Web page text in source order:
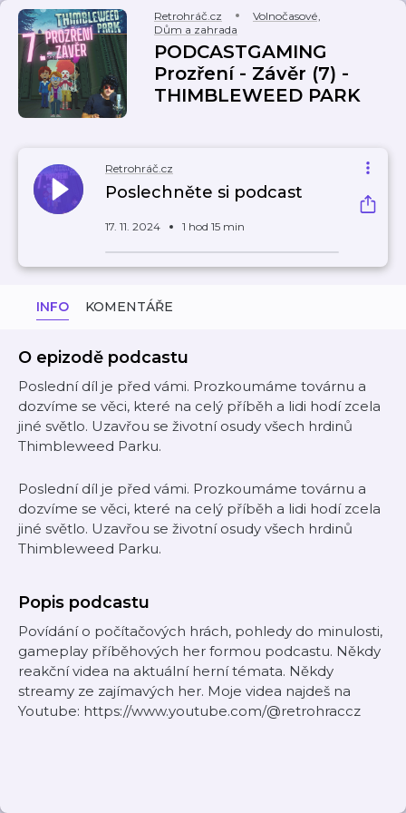
Retrohráč.cz Volnočasové,
Dům a zahrada
PODCASTGAMING
Prozření - Závěr (7) -
THIMBLEWEED PARK
Retrohráč.cz
Poslechněte si podcast
17. 11. 2024 1 hod 15 min
INFO KOMENTÁŘE
O epizodě podcastu
Poslední díl je před vámi. Prozkoumáme továrnu a
dozvíme se věci, které na celý příběh a lidi hodí zcela
jiné světlo. Uzavřou se životní osudy všech hrdinů
Thimbleweed Parku.
Poslední díl je před vámi. Prozkoumáme továrnu a
dozvíme se věci, které na celý příběh a lidi hodí zcela
jiné světlo. Uzavřou se životní osudy všech hrdinů
Thimbleweed Parku.
Popis podcastu
Povídání o počítačových hrách, pohledy do minulosti,
gameplay příběhových her formou podcastu. Někdy
reakční videa na aktuální herní témata. Někdy
streamy ze zajímavých her. Moje videa najdeš na
Youtube: https://www.youtube.com/@retrohraccz